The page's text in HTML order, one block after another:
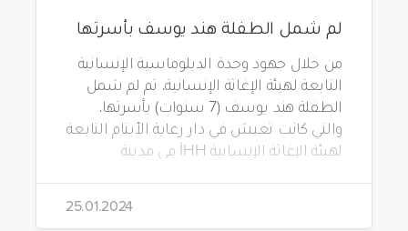
لم شمل الطفلة هند يوسف بأسرتها
من خلال جهود وحدة الدبلوماسية الإنسانية
التابعة لهيئة الإغاثة الإنسانية، تم لم شمل
الطفلة هند يوسف (7 سنوات) بأسرتها،
والتي كانت تعيش في دار رعاية الأيتام التابعة
لهيئة الإغاثة الإنسانية İHH في مدينة
25.01.2024